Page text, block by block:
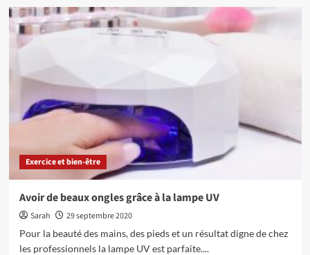
sur
Quelques
conseils
rhume
rapidement
Exercice et bien-être
Avoir de beaux ongles grâce à la lampe UV
Sarah
29 septembre 2020
Pour la beauté des mains, des pieds et un résultat digne de chez
les professionnels la lampe UV est parfaite....